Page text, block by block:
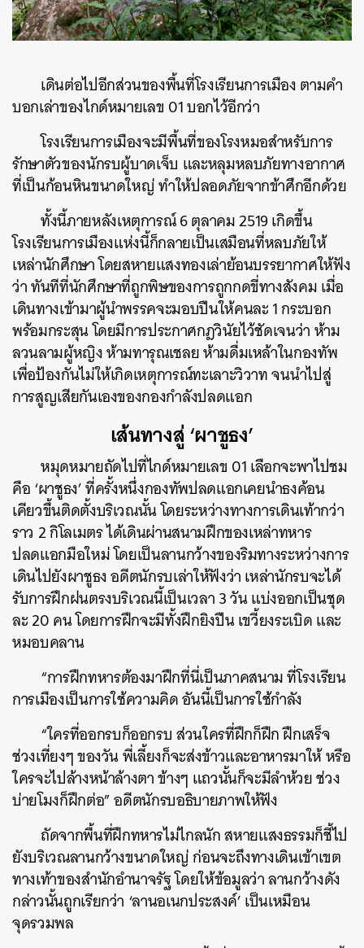
เดินต่อไปอีกส่วนของพื้นที่โรงเรียนการเมือง ตามคำ
บอกเล่าของไกด์หมายเลข 01 บอกไว้อีกว่า
โรงเรียนการเมืองจะมีพื้นที่ของโรงหมอสำหรับการ
รักษาตัวของนักรบผู้บาดเจ็บ และหลุมหลบภัยทางอากาศ
ที่เป็นก้อนหินขนาดใหญ่ ทำให้ปลอดภัยจากข้าศึกอีกด้วย
ทั้งนี้ภายหลังเหตุการณ์ 6 ตุลาคม 2519 เกิดขึ้น
โรงเรียนการเมืองแห่งนี้ก็กลายเป็นเสมือนที่หลบภัยให้
เหล่านักศึกษา โดยสหายแสงทองเล่าย้อนบรรยากาศให้ฟัง
ว่า ทันทีที่นักศึกษาที่ถูกพิษของการถูกกดขี่ทางสังคม เมื่อ
เดินทางเข้ามาผู้นำพรรคจะมอบปืนให้คนละ 1 กระบอก
พร้อมกระสุน โดยมีการประกาศกฎวินัยไว้ชัดเจนว่า ห้าม
ลวนลามผู้หญิง ห้ามทารุณเชลย ห้ามดื่มเหล้าในกองทัพ
เพื่อป้องกันไม่ให้เกิดเหตุการณ์ทะเลาะวิวาท จนนำไปสู่
การสูญเสียกันเองของกองกำลังปลดแอก
เส้นทางสู่ ‘ผาชูธง’
หมุดหมายถัดไปที่ไกด์หมายเลข 01 เลือกจะพาไปชม
คือ ‘ผาชูธง’ ที่ครั้งหนึ่งกองทัพปลดแอกเคยนำธงค้อน
เคียวขึ้นติดตั้งบริเวณนั้น โดยระหว่างทางการเดินเท้ากว่า
ราว 2 กิโลเมตร ได้เดินผ่านสนามฝึกของเหล่าทหาร
ปลดแอกมือใหม่ โดยเป็นลานกว้างของริมทางระหว่างการ
เดินไปยังผาชูธง อดีตนักรบเล่าให้ฟังว่า เหล่านักรบจะได้
รับการฝึกฝนตรงบริเวณนี้เป็นเวลา 3 วัน แบ่งออกเป็นชุด
ละ 20 คน โดยการฝึกจะมีทั้งฝึกยิงปืน เขวี้ยงระเบิด และ
หมอบคลาน
“การฝึกทหารต้องมาฝึกที่นี่เป็นภาคสนาม ที่โรงเรียน
การเมืองเป็นการใช้ความคิด อันนี้เป็นการใช้กําลัง
“ใครที่ออกรบก็ออกรบ ส่วนใครที่ฝึกก็ฝึก ฝึกเสร็จ
ช่วงเที่ยงๆ ของวัน พี่เลี้ยงก็จะส่งข้าวและอาหารมาให้ หรือ
ใครจะไปล้างหน้าล้างตา ข้างๆ แถวนั้นก็จะมีลําห้วย ช่วง
บ่ายโมงก็ฝึกต่อ” อดีตนักรบอธิบายภาพให้ฟัง
ถัดจากพื้นที่ฝึกทหารไม่ไกลนัก สหายแสงธรรมก็ชี้ไป
ยังบริเวณลานกว้างขนาดใหญ่ ก่อนจะถึงทางเดินเข้าเขต
ทางเท้าของสำนักอำนาจรัฐ โดยให้ข้อมูลว่า ลานกว้างดัง
กล่าวนั้นถูกเรียกว่า ‘ลานอเนกประสงค์’ เป็นเหมือน
จุดรวมพล